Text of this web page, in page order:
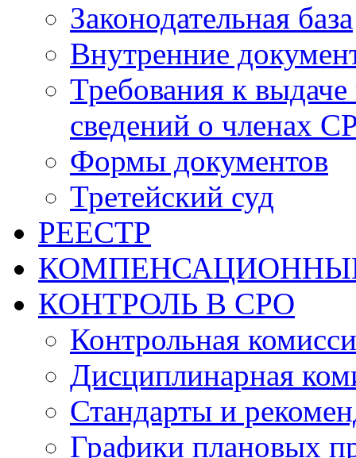
Законодательная база
Внутренние
Требования к
сведений о членах
Формы документов
Третейский суд
РЕЕСТР
КОНТРОЛЬ В СРО
Контрольная
Дисциплинарная
Стандарты и
Графики плановых